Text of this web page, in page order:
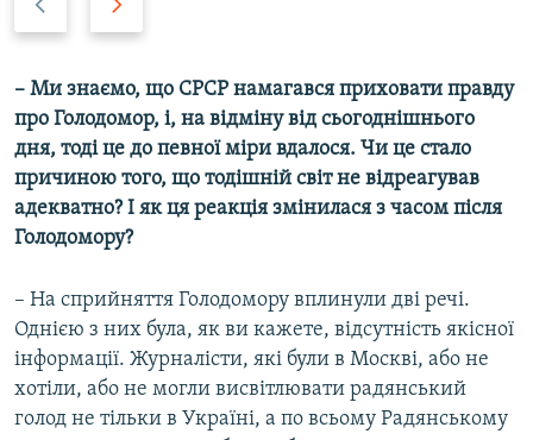
v
i
o
u
s
s
d
e
t
s
l
i
d
e
– Ми знаємо, що СРСР намагався приховати правду
про Голодомор, і, на відміну від сьогоднішнього
дня, тоді це до певної міри вдалося. Чи це стало
причиною того, що тодішній світ не відреагував
адекватно? І як ця реакція змінилася з часом після
Голодомору?
– На сприйняття Голодомору вплинули дві речі.
Однією з них була, як ви кажете, відсутність якісної
інформації. Журналісти, які були в Москві, або не
хотіли, або не могли висвітлювати радянський
голод не тільки в Україні, а по всьому Радянському